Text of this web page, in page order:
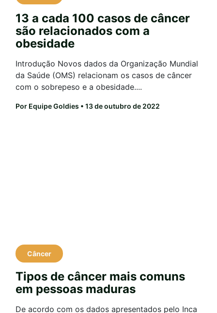
13 a cada 100 casos de câncer
são relacionados com a
obesidade
Introdução Novos dados da Organização Mundial
da Saúde (OMS) relacionam os casos de câncer
com o sobrepeso e a obesidade....
Por Equipe Goldies • 13 de outubro de 2022
Câncer
Tipos de câncer mais comuns
em pessoas maduras
De acordo com os dados apresentados pelo Inca